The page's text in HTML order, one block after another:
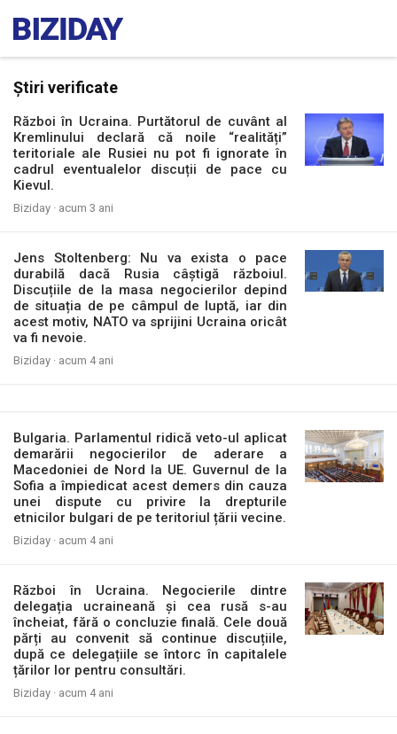
Știri verificate
Război în Ucraina. Purtătorul de cuvânt al
Kremlinului declară că noile “realități”
teritoriale ale Rusiei nu pot fi ignorate în
cadrul eventualelor discuții de pace cu
Kievul.
Biziday · acum 3 ani
Jens Stoltenberg: Nu va exista o pace
durabilă dacă Rusia câștigă războiul.
Discuțiile de la masa negocierilor depind
de situația de pe câmpul de luptă, iar din
acest motiv, NATO va sprijini Ucraina oricât
va fi nevoie.
Biziday · acum 4 ani
Bulgaria. Parlamentul ridică veto-ul aplicat
demarării negocierilor de aderare a
Macedoniei de Nord la UE. Guvernul de la
Sofia a împiedicat acest demers din cauza
unei dispute cu privire la drepturile
etnicilor bulgari de pe teritoriul țării vecine.
Biziday · acum 4 ani
Război în Ucraina. Negocierile dintre
delegația ucraineană și cea rusă s-au
încheiat, fără o concluzie finală. Cele două
părți au convenit să continue discuțiile,
după ce delegațiile se întorc în capitalele
țărilor lor pentru consultări.
Biziday · acum 4 ani